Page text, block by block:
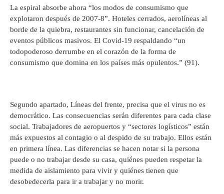
La espiral absorbe ahora “los modos de consumismo que
explotaron después de 2007-8”. Hoteles cerrados, aerolíneas al
borde de la quiebra, restaurantes sin funcionar, cancelación de
eventos públicos masivos. El Covid-19 respaldando “un
todopoderoso derrumbe en el corazón de la forma de
consumismo que domina en los países más opulentos.” (91).
Segundo apartado, Líneas del frente, precisa que el virus no es
democrático. Las consecuencias serán diferentes para cada clase
social. Trabajadores de aeropuertos y “sectores logísticos” están
más expuestos al contagio o al despido de su trabajo. Ellos están
en primera línea. Las diferencias se hacen notar si la persona
puede o no trabajar desde su casa, quiénes pueden respetar la
medida de aislamiento para vivir y quiénes tienen que
desobedecerla para ir a trabajar y no morir.